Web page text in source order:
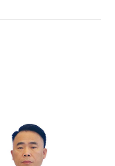
trong nước